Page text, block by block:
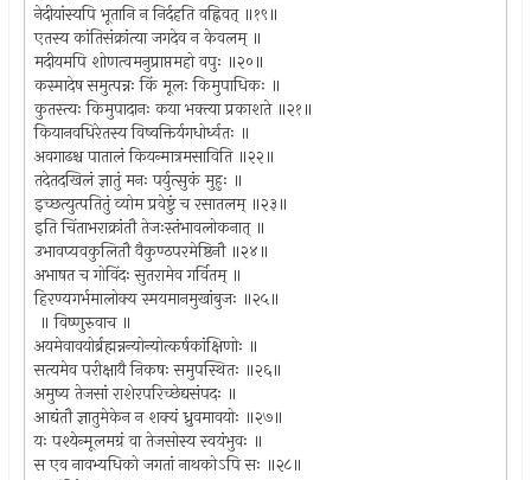
नेदीयांस्यपि भूतानि न निर्दहति वह्निवत् ॥१९॥
एतस्य कांतिसंक्रांत्या जगदेव न केवलम् ॥
मदीयमपि शोणत्वमनुप्राप्तमहो वपुः ॥२०॥
कस्मादेष समुत्पन्नः किं मूलः किमुपाधिकः ॥
कुतस्त्यः किमुपादानः कया भक्त्या प्रकाशते ॥२१॥
कियानवधिरेतस्य विष्वक्तिर्यगधोर्ध्वतः ॥
अवगाढश्च पातालं कियन्मात्रमसाविति ॥२२॥
तदेतदखिलं ज्ञातुं मनः पर्युत्सुकं मुहुः ॥
इच्छत्युत्पतितुं व्योम प्रवेष्टुं च रसातलम् ॥२३॥
इति चिंताभराक्रांतौ तेजःस्तंभावलोकनात् ॥
उभावप्यवकुलितौ वैकुण्ठपरमेष्ठिनौ ॥२४॥
अभाषत च गोविंदः सुतरामेव गर्वितम् ॥
हिरण्यगर्भमालोक्य स्मयमानमुखांबुजः ॥२५॥
॥ विष्णुरुवाच ॥
अयमेवावयोर्ब्रह्मन्नन्योन्योत्कर्षकांक्षिणोः ॥
सत्यमेव परीक्षायै निकषः समुपस्थितः ॥२६॥
अमुष्य तेजसां राशेरपरिच्छेद्यसंपदः ॥
आद्यंतौ ज्ञातुमेकेन न शक्यं ध्रुवमावयोः ॥२७॥
यः पश्येन्मूलमग्रं वा तेजसोस्य स्वयंभुवः ॥
स एव नावभ्यधिको जगतां नाथकोऽपि सः ॥२८॥